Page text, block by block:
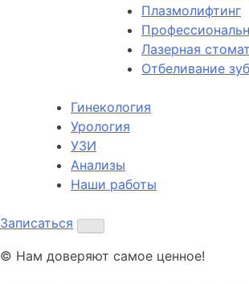
Плазмолифтинг
Лазерная
Отбеливание
Гинекология
Урология
УЗИ
Анализы
Наши работы
Записаться
© Нам доверяют самое ценное!